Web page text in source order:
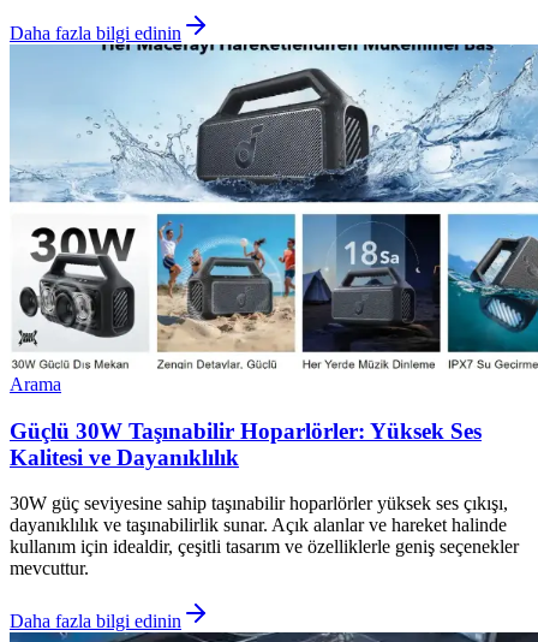
Daha fazla bilgi edinin
Arama
Güçlü 30W Taşınabilir Hoparlörler: Yüksek Ses
Kalitesi ve Dayanıklılık
30W güç seviyesine sahip taşınabilir hoparlörler yüksek ses çıkışı,
dayanıklılık ve taşınabilirlik sunar. Açık alanlar ve hareket halinde
kullanım için idealdir, çeşitli tasarım ve özelliklerle geniş seçenekler
mevcuttur.
Daha fazla bilgi edinin